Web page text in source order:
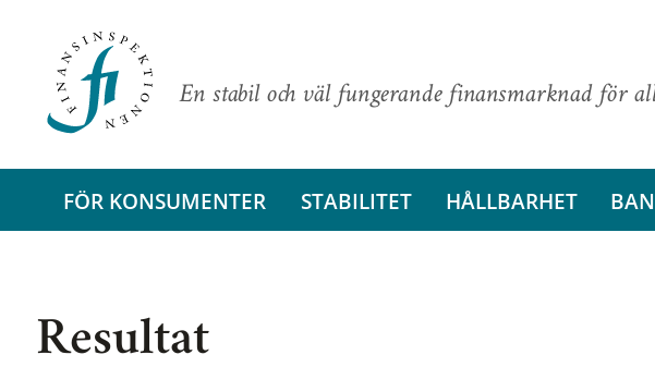
En stabil och väl fungerande finansmarknad för
FÖR KONSUMENTER STABILITET HÅLLBARHET
Resultat